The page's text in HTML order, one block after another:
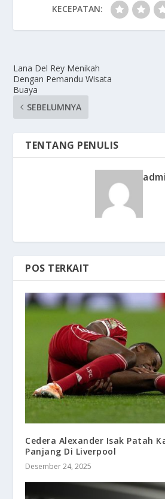
KECEPATAN:
Lana Del Rey Menikah
Dengan Pemandu Wisata
Buaya
SEBELUMNYA
TENTANG PENULIS
POS TERKAIT
Cedera Alexander Isak Patah
Panjang Di Liverpool
Desember 24, 2025